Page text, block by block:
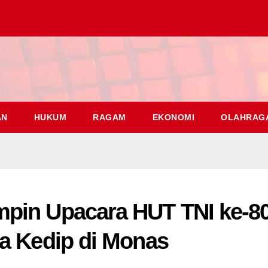
HUKUM RAGAM EKONOMI
Upacara HUT TNI ke-
Kedip di Monas